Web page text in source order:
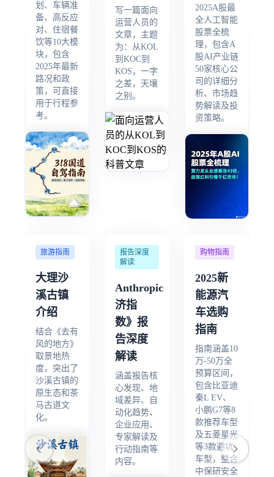
划、车辆准
备、高反应
对、住宿餐
饮等10大模
块，包含
2025年最新
路况和政
策，可直接
用于行程参
考。
写一篇面向
运营人员的
文章，主题
为：从KOL
到KOC到
KOS，一字
之差，天壤
之别。
2025A股最
全人工智能
股票全梳
理，包含A
股AI产业链
50家核心公
司的详细分
析、市场趋
势解读及投
资策略。
旅游指南
大理沙
溪古镇
介绍
结合《去有
风的地方》
取景地热
度，突出了
沙溪古镇的
原生态和茶
马古道文
化。
报告深度
解读
Anthropic《经
济指
数》报
告深度
解读
涵盖报告核
心发现、地
域差异、自
动化趋势、
企业应用、
专家解读及
行动指南等
内容。
购物指南
2025新
能源汽
车选购
指南
指南涵盖10
万-50万全
预算区间，
包含比亚迪
秦L EV、
小鹏G7等8
款推荐车型
及五菱星光
等3款避坑
车型，整合
中保研安全